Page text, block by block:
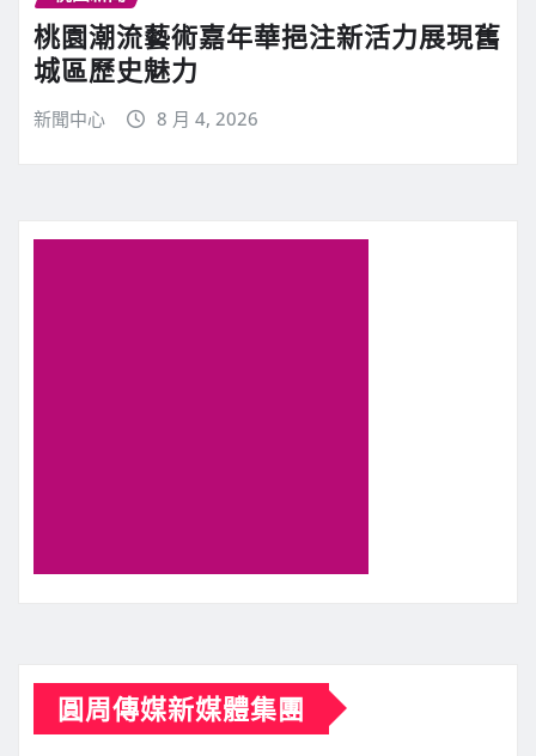
桃園潮流藝術嘉年華挹注新活力展現舊
城區歷史魅力
新聞中心 8 月 4, 2026
圓周傳媒新媒體集團